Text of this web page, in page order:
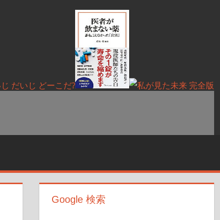
Google 検索